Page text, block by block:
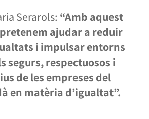
Serarols: “Amb aquest
ajudar a reduir
i impulsar entorns
segurs, respectuosos i
de les empreses del
en matèria d’igualtat”.